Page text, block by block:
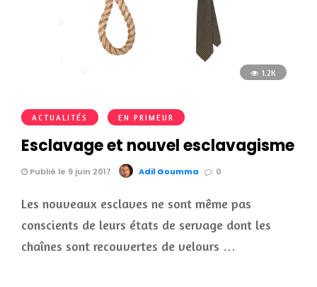
1.2K
ACTUALITÉS EN PRIMEUR
Esclavage et nouvel esclavagisme
Publié le 9 juin 2017 Adil Goumma 0
Les nouveaux esclaves ne sont même pas
conscients de leurs états de servage dont les
chaînes sont recouvertes de velours …